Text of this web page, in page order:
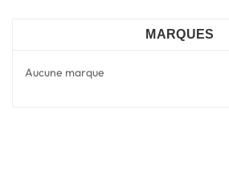
MARQUES
Aucune marque